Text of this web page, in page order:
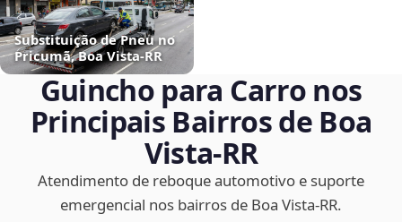
Substituição de Pneu no
Pricumã, Boa Vista‑RR
Guincho para Carro nos
Principais Bairros de Boa
Vista‑RR
Atendimento de reboque automotivo e suporte
emergencial nos bairros de Boa Vista‑RR.